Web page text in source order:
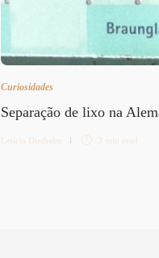
Curiosidades
Separação de lixo na
Letícia Diethelm 3 min read